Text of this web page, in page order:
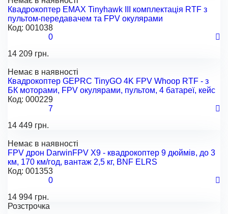
Квадрокоптер EMAX Tinyhawk III комплектація RTF з
пультом-передавачем та FPV окулярами
Код: 001038
0
14 209 грн.
Немає в наявності
Квадрокоптер GEPRC TinyGO 4K FPV Whoop RTF - з
БК моторами, FPV окулярами, пультом, 4 батареї, кейс
Код: 000229
7
14 449 грн.
Немає в наявності
FPV дрон DarwinFPV X9 - квадрокоптер 9 дюймів, до 3
км, 170 км/год, вантаж 2,5 кг, BNF ELRS
Код: 001353
0
14 994 грн.
Розстрочка